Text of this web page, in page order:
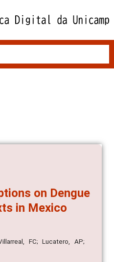
in Mexico
FC; Lucatero, AP;